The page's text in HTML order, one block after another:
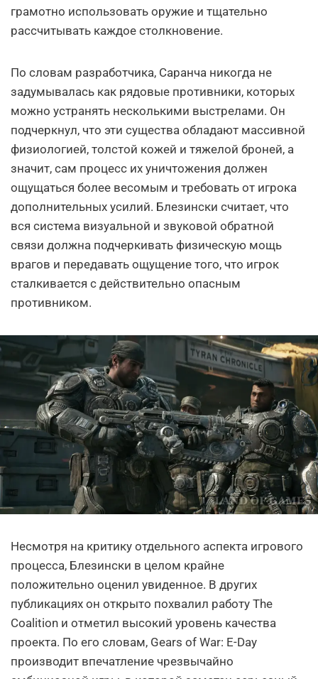
грамотно использовать оружие и тщательно
рассчитывать каждое столкновение.
По словам разработчика, Саранча никогда не
задумывалась как рядовые противники, которых
можно устранять несколькими выстрелами. Он
подчеркнул, что эти существа обладают массивной
физиологией, толстой кожей и тяжелой броней, а
значит, сам процесс их уничтожения должен
ощущаться более весомым и требовать от игрока
дополнительных усилий. Блезински считает, что
вся система визуальной и звуковой обратной
связи должна подчеркивать физическую мощь
врагов и передавать ощущение того, что игрок
сталкивается с действительно опасным
противником.
Несмотря на критику отдельного аспекта игрового
процесса, Блезински в целом крайне
положительно оценил увиденное. В других
публикациях он открыто похвалил работу The
Coalition и отметил высокий уровень качества
проекта. По его словам, Gears of War: E-Day
производит впечатление чрезвычайно